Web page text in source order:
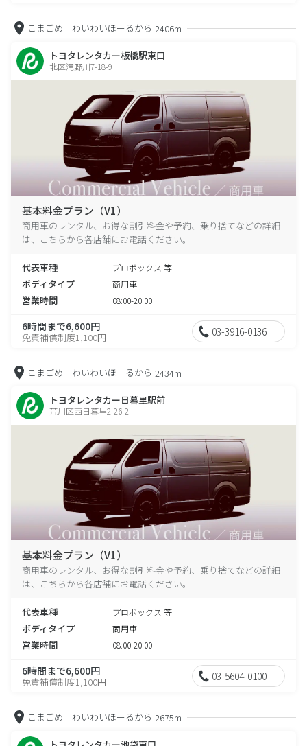
こまごめ わいわいほーるから 2406m
トヨタレンタカー板橋駅東口
北区滝野川7-18-9
基本料金プラン（V1）
商用車のレンタル、お得な割引料金や予約、乗り捨てなどの詳細
は、こちらから各店舗にお電話ください。
代表車種 プロボックス 等
ボディタイプ 商用車
営業時間 08:00-20:00
6時間まで6,600円
免責補償制度1,100円 03-3916-0136
こまごめ わいわいほーるから 2434m
トヨタレンタカー日暮里駅前
荒川区西日暮里2-26-2
基本料金プラン（V1）
商用車のレンタル、お得な割引料金や予約、乗り捨てなどの詳細
は、こちらから各店舗にお電話ください。
代表車種 プロボックス 等
ボディタイプ 商用車
営業時間 08:00-20:00
6時間まで6,600円
免責補償制度1,100円 03-5604-0100
こまごめ わいわいほーるから 2675m